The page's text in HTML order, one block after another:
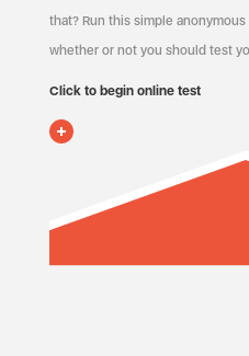
that? Run this simple
whether or not you should test
Click to begin online test